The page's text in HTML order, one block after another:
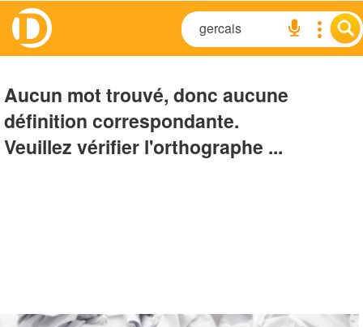
Aucun mot trouvé, donc aucune
définition correspondante.
Veuillez vérifier l'orthographe ...